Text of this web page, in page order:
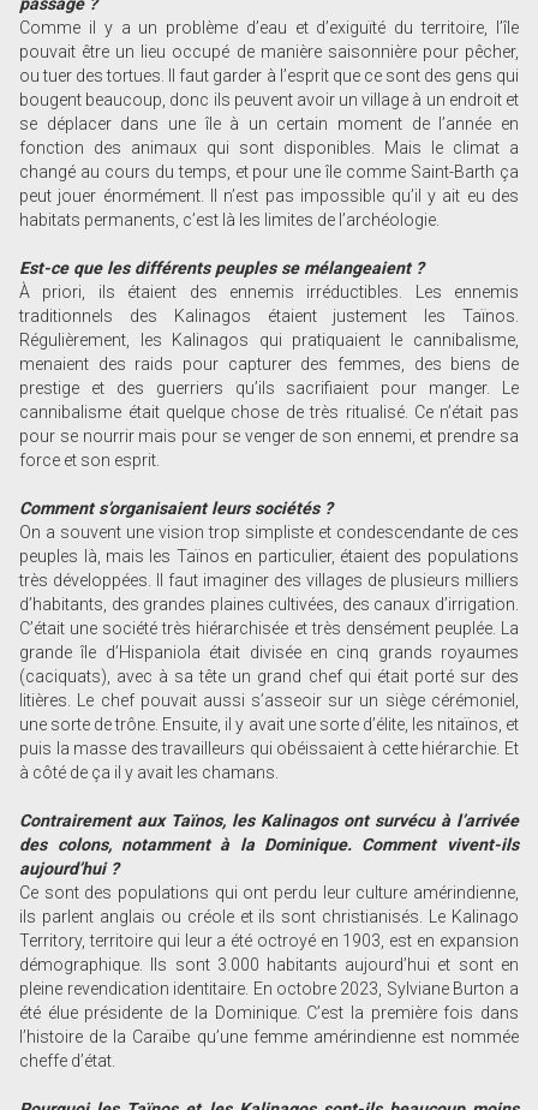
passage ?
Comme il y a un problème d’eau et d’exiguïté du territoire, l’île
pouvait être un lieu occupé de manière saisonnière pour pêcher,
ou tuer des tortues. Il faut garder à l’esprit que ce sont des gens qui
bougent beaucoup, donc ils peuvent avoir un village à un endroit et
se déplacer dans une île à un certain moment de l’année en
fonction des animaux qui sont disponibles. Mais le climat a
changé au cours du temps, et pour une île comme Saint-Barth ça
peut jouer énormément. Il n’est pas impossible qu’il y ait eu des
habitats permanents, c’est là les limites de l’archéologie.
Est-ce que les différents peuples se mélangeaient ?
À priori, ils étaient des ennemis irréductibles. Les ennemis
traditionnels des Kalinagos étaient justement les Taïnos.
Régulièrement, les Kalinagos qui pratiquaient le cannibalisme,
menaient des raids pour capturer des femmes, des biens de
prestige et des guerriers qu’ils sacrifiaient pour manger. Le
cannibalisme était quelque chose de très ritualisé. Ce n’était pas
pour se nourrir mais pour se venger de son ennemi, et prendre sa
force et son esprit.
Comment s’organisaient leurs sociétés ?
On a souvent une vision trop simpliste et condescendante de ces
peuples là, mais les Taïnos en particulier, étaient des populations
très développées. Il faut imaginer des villages de plusieurs milliers
d’habitants, des grandes plaines cultivées, des canaux d’irrigation.
C’était une société très hiérarchisée et très densément peuplée. La
grande île d’Hispaniola était divisée en cinq grands royaumes
(caciquats), avec à sa tête un grand chef qui était porté sur des
litières. Le chef pouvait aussi s’asseoir sur un siège cérémoniel,
une sorte de trône. Ensuite, il y avait une sorte d’élite, les nitaïnos, et
puis la masse des travailleurs qui obéissaient à cette hiérarchie. Et
à côté de ça il y avait les chamans.
Contrairement aux Taïnos, les Kalinagos ont survécu à l’arrivée
des colons, notamment à la Dominique. Comment vivent-ils
aujourd’hui ?
Ce sont des populations qui ont perdu leur culture amérindienne,
ils parlent anglais ou créole et ils sont christianisés. Le Kalinago
Territory, territoire qui leur a été octroyé en 1903, est en expansion
démographique. Ils sont 3.000 habitants aujourd’hui et sont en
pleine revendication identitaire. En octobre 2023, Sylviane Burton a
été élue présidente de la Dominique. C’est la première fois dans
l’histoire de la Caraïbe qu’une femme amérindienne est nommée
cheffe d’état.